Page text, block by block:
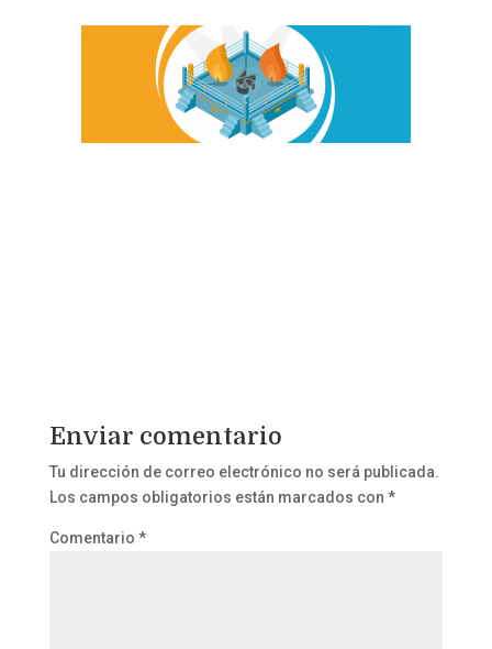
Enviar comentario
Tu dirección de correo electrónico no será publicada.
Los campos obligatorios están marcados con *
Comentario *